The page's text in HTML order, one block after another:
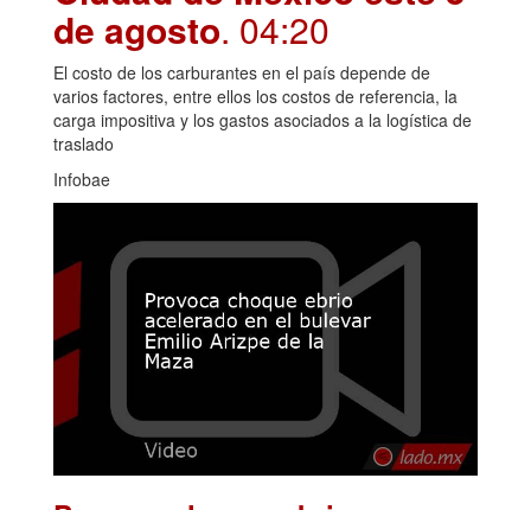
de agosto. 04:20
El costo de los carburantes en el país depende de
varios factores, entre ellos los costos de referencia, la
carga impositiva y los gastos asociados a la logística de
traslado
Infobae